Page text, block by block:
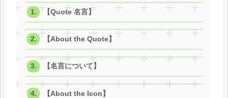
【Quote 名言】
【About the Quote】
【名言について】
【About the Icon】